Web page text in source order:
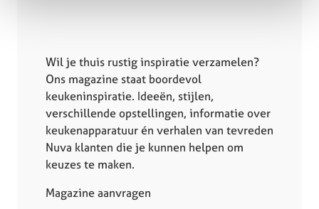
Wil je thuis rustig inspiratie verzamelen?
Ons magazine staat boordevol
keukeninspiratie. Ideeën, stijlen,
verschillende opstellingen, informatie over
keukenapparatuur én verhalen van tevreden
Nuva klanten die je kunnen helpen om
keuzes te maken.
Magazine aanvragen